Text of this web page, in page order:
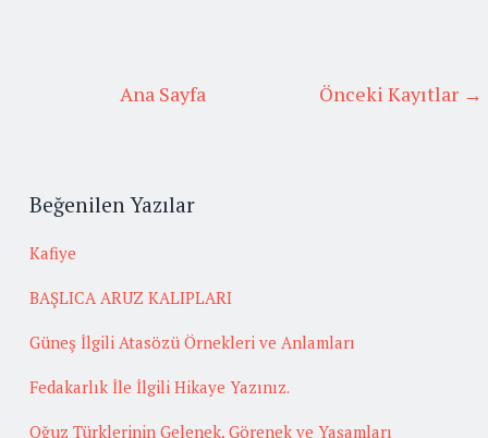
Önceki Kayıtlar →
Ana Sayfa
Beğenilen Yazılar
Kafiye
BAŞLICA ARUZ KALIPLARI
Güneş İlgili Atasözü Örnekleri ve Anlamları
Fedakarlık İle İlgili Hikaye Yazınız.
Oğuz Türklerinin Gelenek, Görenek ve Yaşamları